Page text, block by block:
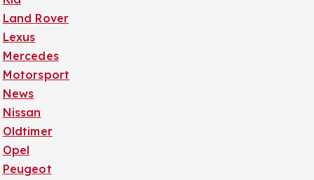
Land Rover
Lexus
Mercedes
Motorsport
News
Nissan
Oldtimer
Opel
Peugeot